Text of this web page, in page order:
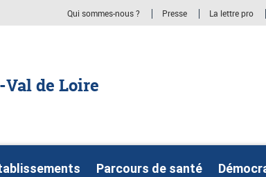
Qui sommes-nous ? Presse La lettre pro
de Loire
Parcours de santé